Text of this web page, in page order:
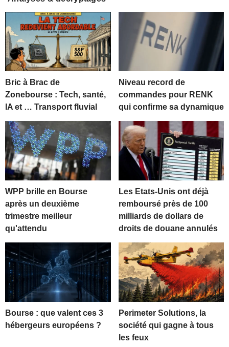
Bric à Brac de
Zonebourse : Tech, santé,
IA et … Transport fluvial
Niveau record de
commandes pour RENK
qui confirme sa dynamique
WPP brille en Bourse
après un deuxième
trimestre meilleur
qu'attendu
Les Etats-Unis ont déjà
remboursé près de 100
milliards de dollars de
droits de douane annulés
Bourse : que valent ces 3
hébergeurs européens ?
Perimeter Solutions, la
société qui gagne à tous
les feux